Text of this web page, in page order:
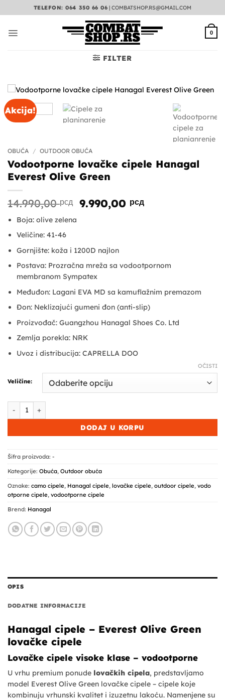
na
TELEFON: 064 350 66 06 |COMBATSHOP.RS@GMAIL.COM
0
FILTER
Akcija!
OBUĆA / OUTDOOR OBUĆA
Vodootporne lovačke cipele Hanagal
Everest Olive Green
14.990,00рсд
Originalna
14.990,00 рсд.
9.990,00 рсдTrenutna
Boja: olive zelena
Veličine: 41-46
Gornjište: koža i 1200D najlon
Postava: Prozračna mreža sa vodootpornom
membranom Sympatex
Međuđon: Lagani EVA MD sa kamuflažnim premazom
Đon: Neklizajući gumeni đon (anti-slip)
Proizvođač: Guangzhou Hanagal Shoes Co. Ltd
Zemlja porekla: NRK
Uvoz i distribucija: CAPRELLA DOO
Veličine:
OČISTI
Vodootporne lovačke cipele Hanagal Everest Olive Green količina
DODAJ U KORPU
Šifra proizvoda: -
Kategorije: Obuća, Outdoor obuća
Oznake: camo cipele, Hanagal cipele, lovačke cipele, outdoor cipele, vodo
otporne cipele, vodootporne cipele
Brend: Hanagal
OPIS
DODATNE INFORMACIJE
Hanagal cipele – Everest Olive Green
lovačke cipele
Lovačke cipele visoke klase – vodootporne
U vrhu premium ponude lovačkih cipela, predstavljamo
model Everest Olive Green lovačke cipele – cipele koje
kombinuju vrhunski kvalitet i izuzetnu lakoću. Namenjene su